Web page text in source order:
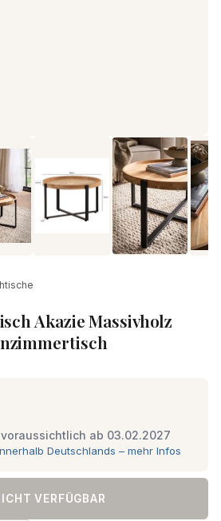
Akazie Massivholz
ab 03.02.2027
Deutschlands – mehr Infos
VERFÜGBAR